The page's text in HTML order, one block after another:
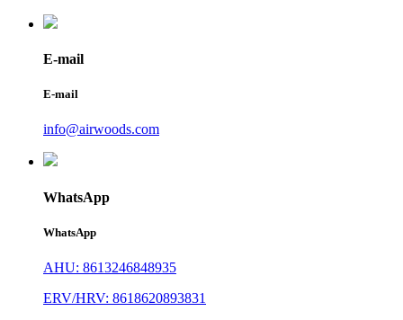
E-mail
E-mail
info@airwoods.com
WhatsApp
WhatsApp
AHU: 8613246848935
ERV/HRV: 8618620893831